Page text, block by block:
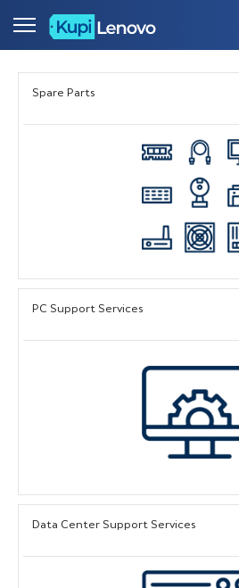
Spare Parts
PC Support Services
Data Center Support Services